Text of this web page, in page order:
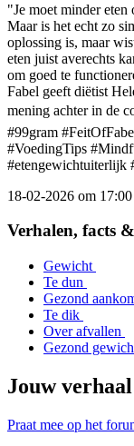
"Je moet minder
Maar is het echt zo
oplossing is, maar
eten juist averechts
om goed te
Fabel geeft diëtist
mening achter in de
#99gram
#VoedingTips
#etengewichtuiterlijk
18-02-2026 om 17:00
1
Verhalen, facts
Gewicht
Te dun
Gezond
Te dik
Over afvallen
Gezond
Jouw verhaal
Praat mee op het